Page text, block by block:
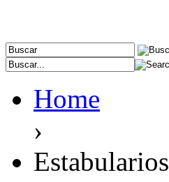
Home
›
Estabularios